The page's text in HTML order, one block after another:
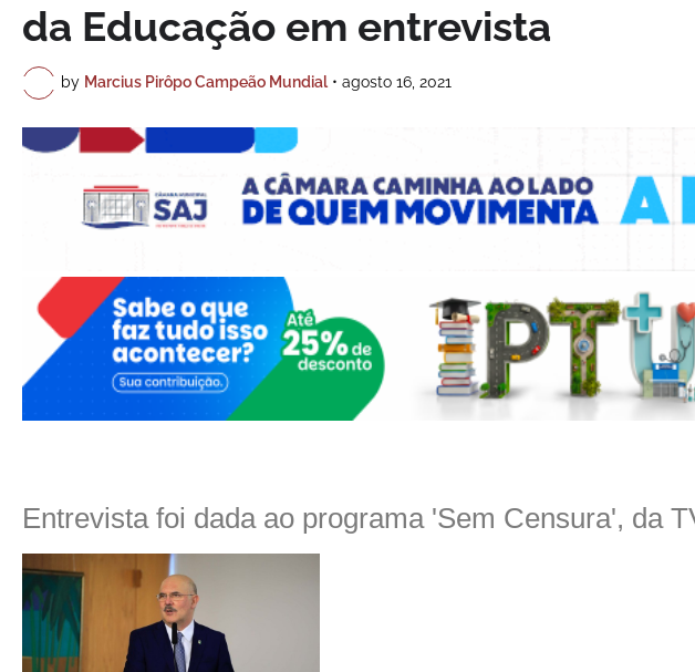
da Educação em entrevista
by Marcius Pirôpo Campeão Mundial • agosto 16, 2021
Entrevista foi dada ao programa 'Sem Censura', da